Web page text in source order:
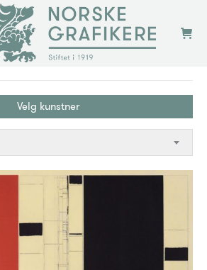
Velg kunstner